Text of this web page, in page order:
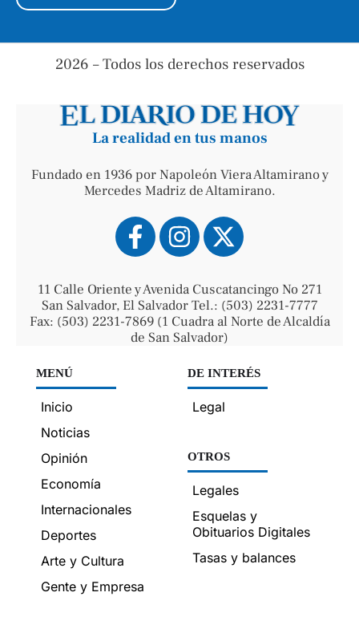
2026 – Todos los derechos reservados
La realidad en tus manos
Fundado en 1936 por Napoleón Viera Altamirano y
Mercedes Madriz de Altamirano.
11 Calle Oriente y Avenida Cuscatancingo No 271
San Salvador, El Salvador Tel.: (503) 2231-7777
Fax: (503) 2231-7869 (1 Cuadra al Norte de Alcaldía
de San Salvador)
MENÚ
Inicio
Noticias
Opinión
Economía
Internacionales
Deportes
Arte y Cultura
Gente y Empresa
DE INTERÉS
Legal
OTROS
Legales
Esquelas y
Obituarios Digitales
Tasas y balances